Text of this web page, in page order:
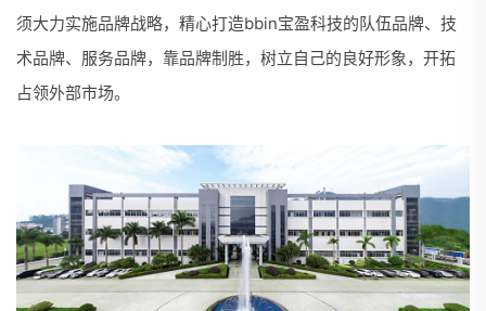
须大力实施品牌战略，精心打造bbin宝盈科技的队伍品牌、技
术品牌、服务品牌，靠品牌制胜，树立自己的良好形象，开拓
占领外部市场。